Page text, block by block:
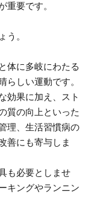
重要です。
う。
体に多岐にわたる
らしい運動です。
効果に加え、スト
質の向上といった
理、生活習慣病の
善にも寄与しま
も必要としませ
キングやランニン